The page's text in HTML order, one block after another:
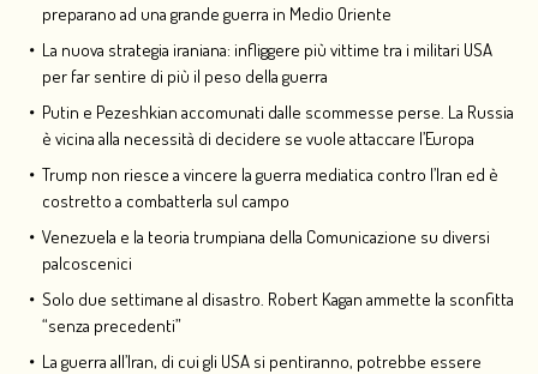
preparano ad una grande guerra in Medio Oriente
La nuova strategia iraniana: infliggere più vittime tra i militari USA
per far sentire di più il peso della guerra
Putin e Pezeshkian accomunati dalle scommesse perse. La Russia
è vicina alla necessità di decidere se vuole attaccare l’Europa
Trump non riesce a vincere la guerra mediatica contro l’Iran ed è
costretto a combatterla sul campo
Venezuela e la teoria trumpiana della Comunicazione su diversi
palcoscenici
Solo due settimane al disastro. Robert Kagan ammette la sconfitta
“senza precedenti”
La guerra all’Iran, di cui gli USA si pentiranno, potrebbe essere